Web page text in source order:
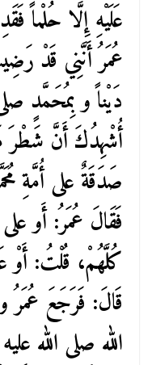
عَلَيْهِ إِلَّا حُلْماً
عُمَرُ أَنَّنِي قَدْ
دَيْناً و بِمُحَمَّدٍ
أُشْهِدُكَ أَنَّ شَطْرَ
صَدَقَةٌ على أُمَّةِ
فَقَالَ عُمَرُ: أَو
كُلَّهُمْ، قُلْتُ: أَوْ
قَالَ: فَرَجَعَ عُمَرُ
الله صلى الله